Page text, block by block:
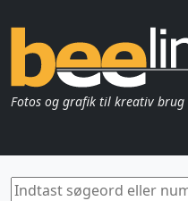
Fotos og grafik til kreativ brug